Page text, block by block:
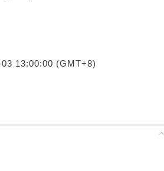
13:00:00 (GMT+8)